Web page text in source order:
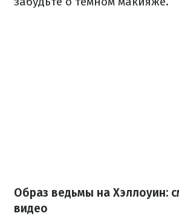
Образ ведьмы на Хэллоуин:
видео